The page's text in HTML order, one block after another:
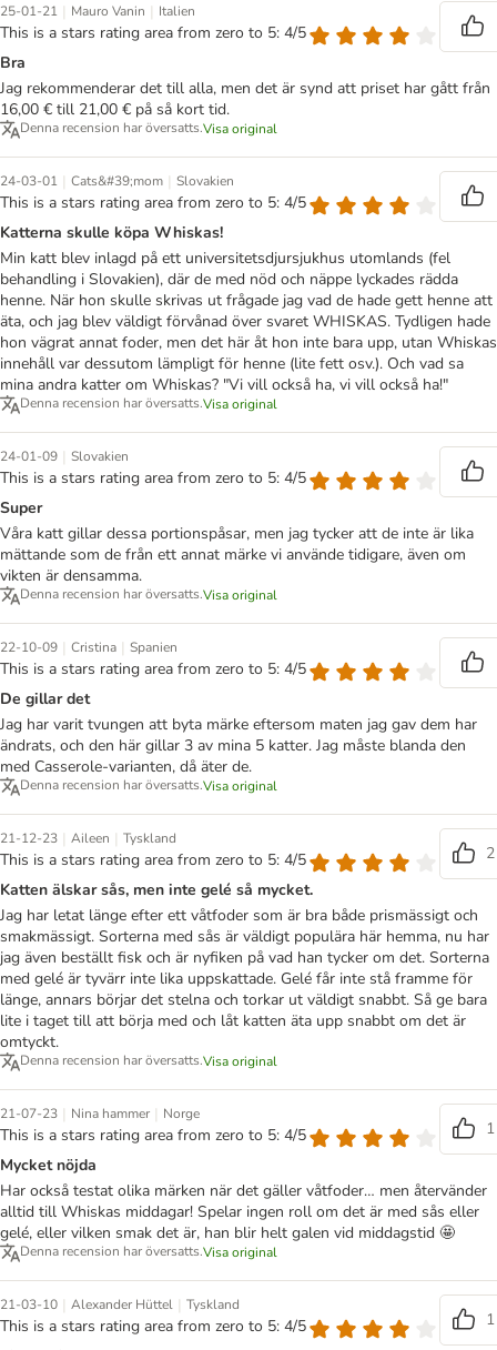
25-01-21 | Mauro Vanin | Italien
This is a stars rating area from zero to 5: 4/5
Bra
Jag rekommenderar det till alla, men det är synd att priset har gått från
16,00 € till 21,00 € på så kort tid.
Denna recension har översatts.Visa original
24-03-01 | Cats&#39;mom | Slovakien
This is a stars rating area from zero to 5: 4/5
Katterna skulle köpa Whiskas!
Min katt blev inlagd på ett universitetsdjursjukhus utomlands (fel
behandling i Slovakien), där de med nöd och näppe lyckades rädda
henne. När hon skulle skrivas ut frågade jag vad de hade gett henne att
äta, och jag blev väldigt förvånad över svaret WHISKAS. Tydligen hade
hon vägrat annat foder, men det här åt hon inte bara upp, utan Whiskas
innehåll var dessutom lämpligt för henne (lite fett osv.). Och vad sa
mina andra katter om Whiskas? "Vi vill också ha, vi vill också ha!"
Denna recension har översatts.Visa original
24-01-09 | Slovakien
This is a stars rating area from zero to 5: 4/5
Super
Våra katt gillar dessa portionspåsar, men jag tycker att de inte är lika
mättande som de från ett annat märke vi använde tidigare, även om
vikten är densamma.
Denna recension har översatts.Visa original
22-10-09 | Cristina | Spanien
This is a stars rating area from zero to 5: 4/5
De gillar det
Jag har varit tvungen att byta märke eftersom maten jag gav dem har
ändrats, och den här gillar 3 av mina 5 katter. Jag måste blanda den
med Casserole-varianten, då äter de.
Denna recension har översatts.Visa original
21-12-23 | Aileen | Tyskland
This is a stars rating area from zero to 5: 4/5
2
Katten älskar sås, men inte gelé så mycket.
Jag har letat länge efter ett våtfoder som är bra både prismässigt och
smakmässigt. Sorterna med sås är väldigt populära här hemma, nu har
jag även beställt fisk och är nyfiken på vad han tycker om det. Sorterna
med gelé är tyvärr inte lika uppskattade. Gelé får inte stå framme för
länge, annars börjar det stelna och torkar ut väldigt snabbt. Så ge bara
lite i taget till att börja med och låt katten äta upp snabbt om det är
omtyckt.
Denna recension har översatts.Visa original
21-07-23 | Nina hammer | Norge
This is a stars rating area from zero to 5: 4/5
1
Mycket nöjda
Har också testat olika märken när det gäller våtfoder… men återvänder
alltid till Whiskas middagar! Spelar ingen roll om det är med sås eller
gelé, eller vilken smak det är, han blir helt galen vid middagstid 🤩
Denna recension har översatts.Visa original
21-03-10 | Alexander Hüttel | Tyskland
This is a stars rating area from zero to 5: 4/5
1